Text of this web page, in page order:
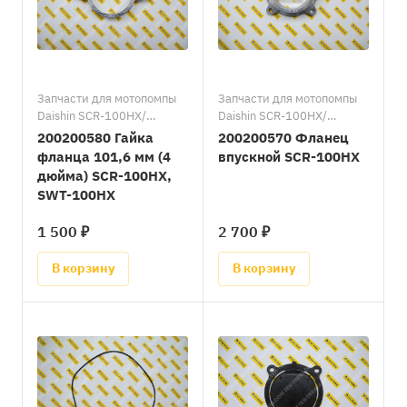
Запчасти для мотопомпы
Daishin SCR-100HX/
Запчасти для мотопомпы
Daishin SWT-100HX/
Запасные части к
мотопомпам Daishin
200200580 Гайка
фланца 101,6 мм (4
дюйма) SCR-100HX,
SWT-100HX
1 500 ₽
В корзину
Запчасти для мотопомпы
Daishin SCR-100HX/
Запасные части к
мотопомпам Daishin
200200570 Фланец
впускной SCR-100HX
2 700 ₽
В корзину